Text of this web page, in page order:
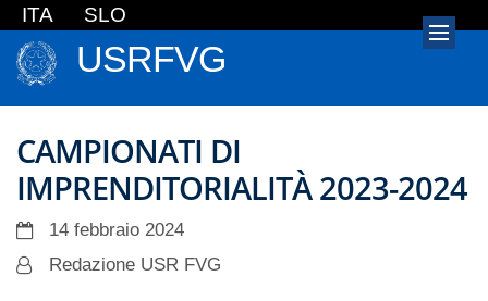
ITA SLO
USRFVG
CAMPIONATI DI
IMPRENDITORIALITÀ 2023-2024
14 febbraio 2024
Redazione USR FVG